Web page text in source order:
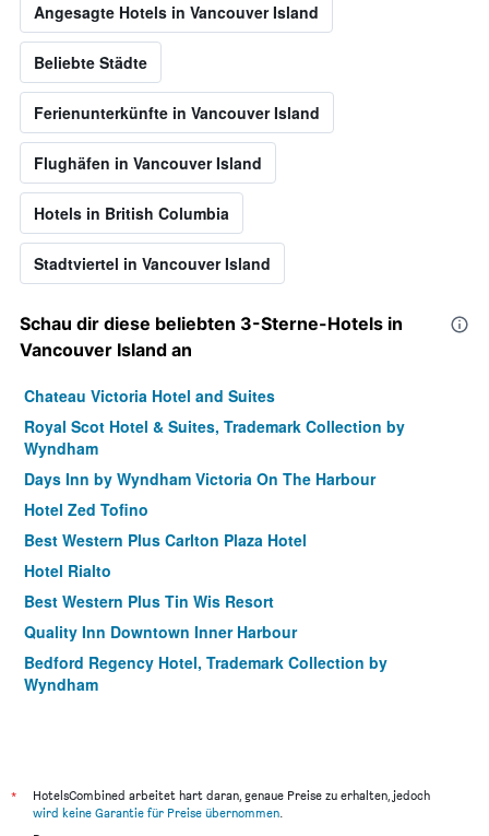
Angesagte Hotels in Vancouver Island
Beliebte Städte
Ferienunterkünfte in Vancouver Island
Flughäfen in Vancouver Island
Hotels in British Columbia
Stadtviertel in Vancouver Island
Schau dir diese beliebten 3-Sterne-Hotels in
Vancouver Island an
Chateau Victoria Hotel and Suites
Royal Scot Hotel & Suites, Trademark Collection by
Wyndham
Days Inn by Wyndham Victoria On The Harbour
Hotel Zed Tofino
Best Western Plus Carlton Plaza Hotel
Hotel Rialto
Best Western Plus Tin Wis Resort
Quality Inn Downtown Inner Harbour
Bedford Regency Hotel, Trademark Collection by
Wyndham
The Sidney Pier Hotel
*
HotelsCombined arbeitet hart daran, genaue Preise zu erhalten, jedoch
wird keine Garantie für Preise übernommen.